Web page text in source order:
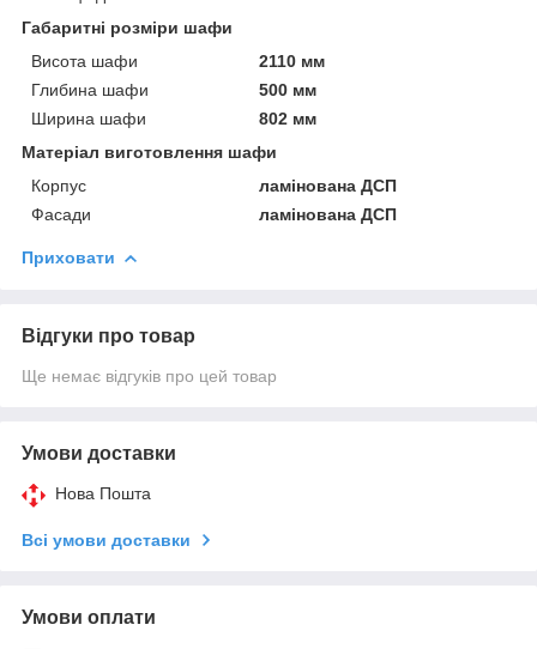
Габаритні розміри шафи
Висота шафи
2110 мм
Глибина шафи
500 мм
Ширина шафи
802 мм
Матеріал виготовлення шафи
Корпус
ламінована ДСП
Фасади
ламінована ДСП
Приховати
Відгуки про товар
Ще немає відгуків про цей товар
Умови доставки
Нова Пошта
Всі умови доставки
Умови оплати